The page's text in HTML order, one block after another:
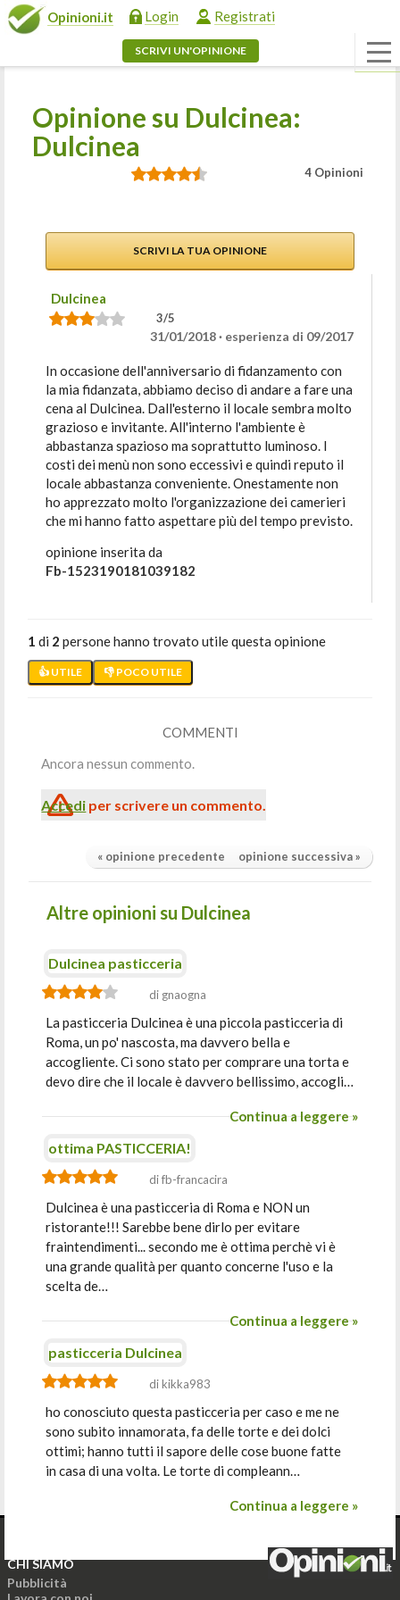
Opinioni.it Login Registrati
SCRIVI UN'OPINIONE
Opinione su Dulcinea:
Dulcinea
4 Opinioni
SCRIVI LA TUA OPINIONE
Dulcinea
3/5
31/01/2018 · esperienza di 09/2017
In occasione dell'anniversario di fidanzamento con
la mia fidanzata, abbiamo deciso di andare a fare una
cena al Dulcinea. Dall'esterno il locale sembra molto
grazioso e invitante. All'interno l'ambiente è
abbastanza spazioso ma soprattutto luminoso. I
costi dei menù non sono eccessivi e quindi reputo il
locale abbastanza conveniente. Onestamente non
ho apprezzato molto l'organizzazione dei camerieri
che mi hanno fatto aspettare più del tempo previsto.
opinione inserita da
Fb-1523190181039182
1 di 2 persone hanno trovato utile questa opinione
👍 UTILE 👎 POCO UTILE
COMMENTI
Ancora nessun commento.
Accedi per scrivere un commento.
« opinione precedente opinione successiva »
Altre opinioni su Dulcinea
Dulcinea pasticceria
di gnaogna
La pasticceria Dulcinea è una piccola pasticceria di
Roma, un po' nascosta, ma davvero bella e
accogliente. Ci sono stato per comprare una torta e
devo dire che il locale è davvero bellissimo, accogli…
Continua a leggere »
ottima PASTICCERIA!
di fb-francacira
Dulcinea è una pasticceria di Roma e NON un
ristorante!!! Sarebbe bene dirlo per evitare
fraintendimenti... secondo me è ottima perchè vi è
una grande qualità per quanto concerne l'uso e la
scelta de…
Continua a leggere »
pasticceria Dulcinea
di kikka983
ho conosciuto questa pasticceria per caso e me ne
sono subito innamorata, fa delle torte e dei dolci
ottimi; hanno tutti il sapore delle cose buone fatte
in casa di una volta. Le torte di compleann…
Continua a leggere »
CHI SIAMO
Pubblicità